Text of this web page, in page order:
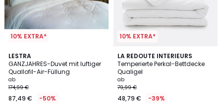
10% EXTRA*
LESTRA
GANZJAHRES-Duvet mit luftiger
Quallofil-Air-Füllung
ab
174,99 €
87,49 € -50%
4,2
/ 5
10% EXTRA*
LA REDOUTE INTERIEURS
Temperierte Perkal-Bettdecke
Qualigel
ab
79,99 €
48,79 € -39%
4,2
/ 5